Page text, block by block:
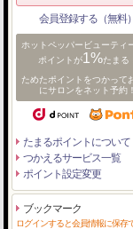
会員登録する（無料）
ホットペッパービューティ
ポイントが1%たまる
ためたポイントをつかって
にサロンをネット予約！
たまるポイントについて
つかえるサービス一覧
ポイント設定変更
ブックマーク
ログインすると会員情報に保存